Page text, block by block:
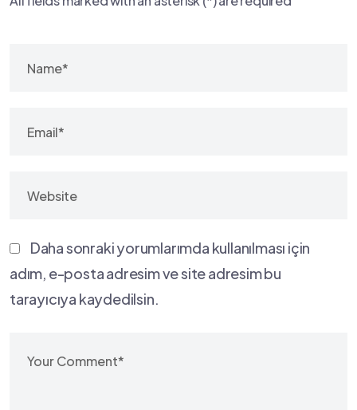
Daha sonraki yorumlarımda kullanılması için
adım, e-posta adresim ve site adresim bu
tarayıcıya kaydedilsin.